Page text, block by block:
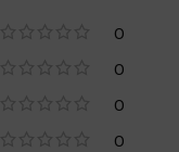
0
0
0
0